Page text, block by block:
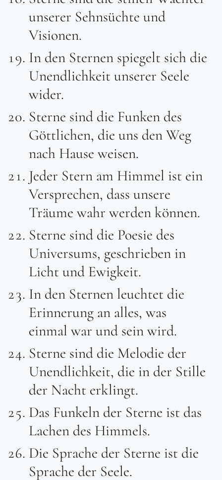
unserer Sehnsüchte und
Visionen.
In den Sternen spiegelt sich die
Unendlichkeit unserer Seele
wider.
Sterne sind die Funken des
Göttlichen, die uns den Weg
nach Hause weisen.
Jeder Stern am Himmel ist ein
Versprechen, dass unsere
Träume wahr werden können.
Sterne sind die Poesie des
Universums, geschrieben in
Licht und Ewigkeit.
In den Sternen leuchtet die
Erinnerung an alles, was
einmal war und sein wird.
Sterne sind die Melodie der
Unendlichkeit, die in der Stille
der Nacht erklingt.
Das Funkeln der Sterne ist das
Lachen des Himmels.
Die Sprache der Sterne ist die
Sprache der Seele.